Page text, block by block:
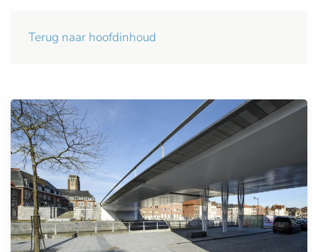
Terug naar hoofdinhoud